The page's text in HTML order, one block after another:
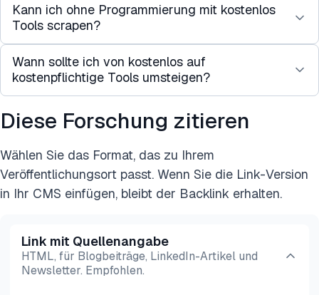
Funktionen. Für Projekte auf Unternehmensebene
sind kostenpflichtige Lösungen zuverlässiger.
Einige tun es. Zum Beispiel können ParseHub und
Octoparse JavaScript-lastige Websites
verarbeiten. Einfachere Tools wie Web Scraper
(Chrome-Erweiterung) oder Beautiful Soup
funktionieren jedoch am besten mit statischem
Kann ich ohne Programmierung mit kostenlos
Tools scrapen?
Ja. Tools wie ParseHub, Octoparse und Web
Scraper (Chrome-Erweiterung) ermöglichen das
Oberflächen.
Wann sollte ich von kostenlos auf
kostenpflichtige Tools umsteigen?
Sie sollten ein Upgrade in Betracht ziehen, wenn
Sie Folgendes benötigen:
* Groß angelegte Scraping-Aufgaben.
* Arbeiten mit JavaScript-lastigen oder
geschützten Websites.
* Hohe Erfolgsquoten ohne ständige Wartung
sicherstellen.
Diese Forschung zitieren
Wählen Sie das Format, das zu Ihrem
Veröffentlichungsort passt. Wenn Sie die Link-Version
in Ihr CMS einfügen, bleibt der Backlink erhalten.
Link mit Quellenangabe
HTML, für Blogbeiträge, LinkedIn-Artikel und
Newsletter. Empfohlen.